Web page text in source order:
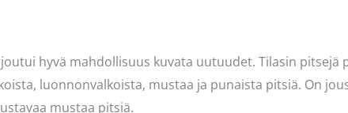
hyvä mahdollisuus kuvata uutuudet. Tilasin pitsejä
luonnonvalkoista, mustaa ja punaista pitsiä. On
mustaa pitsiä.